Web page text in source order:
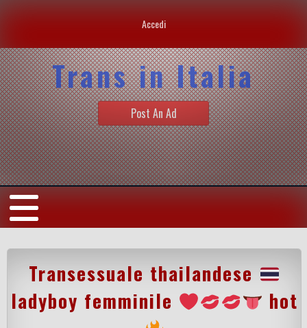
Accedi
Trans in Italia
Post An Ad
Transessuale thailandese
ladyboy femminile
hot